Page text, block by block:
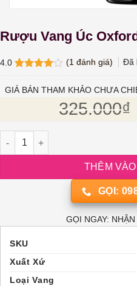
Rượu Vang Úc
4.0
5 dựa
(1 đánh giá) Đã
GIÁ BÁN THAM KHẢO CHƯA
325.000₫
Rượu Vang Úc Oxford Landing
THÊM
GỌI:
GỌI NGAY:
SKU
Xuất Xứ
Loại Vang